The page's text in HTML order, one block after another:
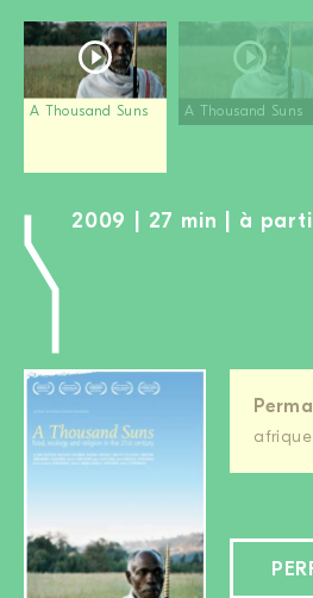
A Thousand Suns A Thousand Suns
2009 | 27 min | à
afrique
Login